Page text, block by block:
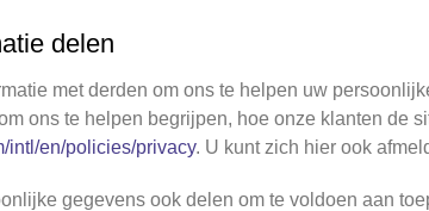
delen
met derden om ons te helpen uw
ons te helpen begrijpen, hoe onze klanten de
intl/en/policies/privacy. U kunt zich hier ook
gegevens ook delen om te voldoen aan